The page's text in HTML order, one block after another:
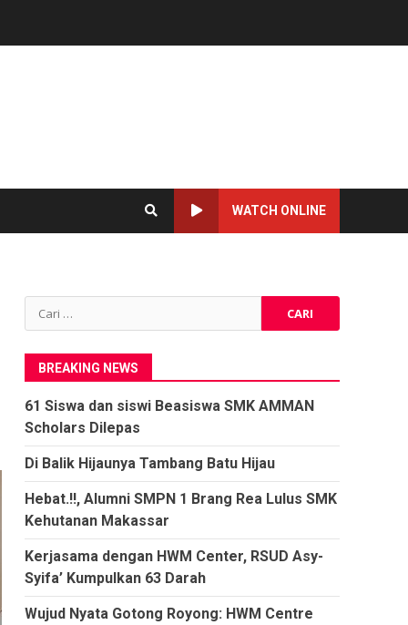
WATCH ONLINE
Cari
untuk:
BREAKING NEWS
61 Siswa dan siswi Beasiswa SMK AMMAN
Scholars Dilepas
Di Balik Hijaunya Tambang Batu Hijau
Hebat.!!, Alumni SMPN 1 Brang Rea Lulus SMK
Kehutanan Makassar
Kerjasama dengan HWM Center, RSUD Asy-
Syifa’ Kumpulkan 63 Darah
Wujud Nyata Gotong Royong: HWM Centre